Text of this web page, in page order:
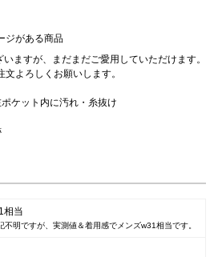
ジがある商品
ますが、まだまだご愛用していただけます。
よろしくお願いします。
ケット内に汚れ・糸抜け
相当
明ですが、実測値＆着用感でメンズw31相当です。